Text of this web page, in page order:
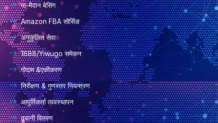
मा-मैदान बेसिंग
Amazon FBA सोर्सिङ
अनुकूलित सेवा
1688/Yiwugo समेकन
गोदाम &एकीकरण
निरीक्षण & गुणस्तर नियन्त्रण
आपूर्तिकर्ता व्यवस्थापन
ढुवानी वितरण